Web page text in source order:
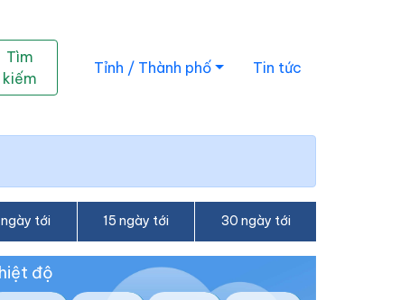
Tìm
kiếm
Tỉnh / Thành phố Tin tức
ngày tới 15 ngày tới 30 ngày tới
độ